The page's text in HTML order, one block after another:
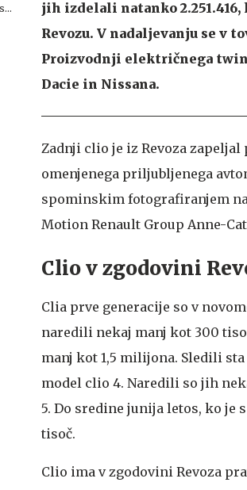
jih izdelali natanko
Revozu. V nadaljevanju se v
Proizvodnji električnega
Dacie in Nissana.
Zadnji clio je iz Revoza zapeljal
omenjenega priljubljenega
spominskim fotografiranjem
Motion Renault Group Anne-
Clio v zgodovini
Clia prve generacije so v
naredili nekaj manj kot 300
manj kot 1,5 milijona. Sledili
model clio 4. Naredili so jih
5. Do sredine junija letos, ko je
tisoč.
Clio ima v zgodovini Revoza